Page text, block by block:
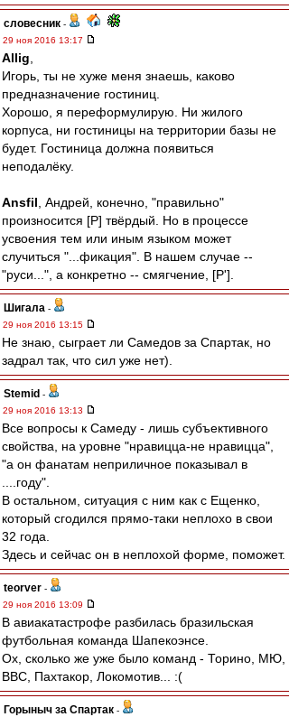
словесник -
29 ноя 2016 13:17
Allig
Игорь, ты не хуже меня знаешь, каково
предназначение гостиниц.
Хорошо, я переформулирую. Ни жилого
корпуса, ни гостиницы на территории базы не
будет. Гостиница должна появиться
неподалёку.
Ansfil , Андрей, конечно, "правильно"
произносится [Р] твёрдый. Но в процессе
усвоения тем или иным языком может
случиться "...фикация". В нашем случае --
"руси...", а конкретно -- смягчение, [Р'].
Шигала -
29 ноя 2016 13:15
Не знаю, сыграет ли Самедов за Спартак, но
задрал так, что сил уже нет).
Stemid -
29 ноя 2016 13:13
Все вопросы к Самеду - лишь субъективного
свойства, на уровне "нравицца-не нравицца",
"а он фанатам неприличное показывал в
....году".
В остальном, ситуация с ним как с Ещенко,
который сгодился прямо-таки неплохо в свои
32 года.
Здесь и сейчас он в неплохой форме, поможет.
teorver -
29 ноя 2016 13:09
В авиакатастрофе разбилась бразильская
футбольная команда Шапекоэнсе.
Ох, сколько же уже было команд - Торино, МЮ,
ВВС, Пахтакор, Локомотив... :(
Горыныч за Спартак -